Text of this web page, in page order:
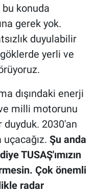
bu konuda
gerek yok.
duyulabilir
yerli ve
dışındaki enerji
milli motorunu
2030'an
Şu anda
TUSAŞ'ımızın
Çok önemli
radar